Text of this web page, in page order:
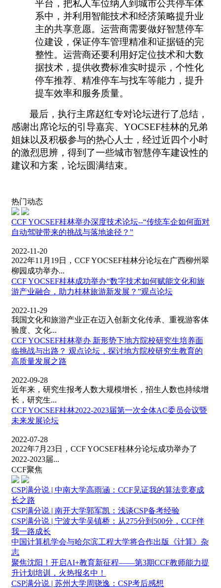
平台，把私人车位纳入到城市公共停车体
系中，并利用智能技术和经济策略提升业
主的共享意愿。运营商需要做好智慧停车
位建设，保证停车管理精准和证据链的完
整性。运营商还要利用好定位技术和大数
据技术，提供收费标准实时提示，个性化
停车推荐、精准停车与找车等能力，提升
提车效率和服务质量。
最后，执行主席赵红专对论坛进行了总结，
感谢出席论坛的引导嘉宾、YOCSEF桂林的兄弟
姐妹以及积极参与的热心人士，经过近四个小时
的激烈思辨，得到了一些城市智慧停车建设性的
建议和方案，论坛圆满结束。
热门动态
CCF YOCSEF桂林举办深度技术论坛--“传统车企如何面对
自动驾驶带来的挑战与落地途径？”
2022-11-20
2022年11月19日，CCF YOCSEF桂林分论坛在广西柳州翠
柳园成功举办...
CCF YOCSEF桂林成功举办“数字技术如何赋能文化和旅
游产业融合，助力桂林旅游新发展？”观点论坛
2022-11-29
我国文化和旅游产业正在迈入创新文化传承、重视游客体
验度、文化...
CCF YOCSEF桂林举办 新形势下地方院校研究生培养面
临挑战与出路？ 观点论坛，探讨地方院校研究生教育的
高质量发展之路
2022-09-28
近年来，研究生报考人数大规模增长，招生人数也持续增
长，研究生...
CCF YOCSEF桂林2022-2023届第一次全体AC委员会议暨
未来发展论坛
2022-07-28
2022年7月23日，CCF YOCSEF桂林分论坛成功举办了
2022-2023届...
CCF聚焦
CSP满分说 | 中南大学高雨涵：CCF见证我的算法竞赛成
长之路
CSP满分说 | 南开大学郭军凯：浅谈CSP备考经验
CSP满分说 | 宁波大学吴镇桥：从275分到500分，CCF伴
我一路成长
中国计算机学会与哈尔滨工程大学将合作出版《计算》杂
志
聚焦沈阳！开启AI+教育新征程——第3期CCF教师能力提
升计划培训，火热报名中！
CSP满分说 | 苏州大学周骁逸：CSP考后感想